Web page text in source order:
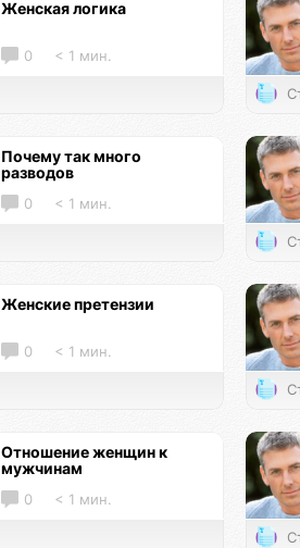
Женская логика
0 < 1 мин.
Почему так много
разводов
0 < 1 мин.
Женские претензии
0 < 1 мин.
Отношение женщин к
мужчинам
0 < 1 мин.